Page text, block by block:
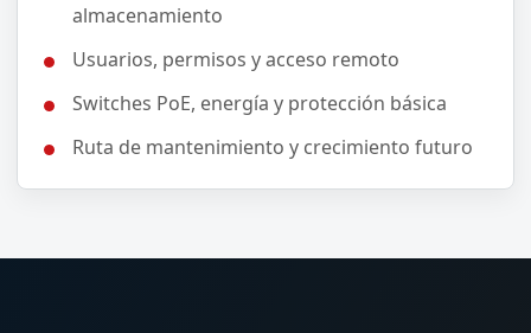
almacenamiento
Usuarios, permisos y acceso remoto
Switches PoE, energía y protección básica
Ruta de mantenimiento y crecimiento futuro